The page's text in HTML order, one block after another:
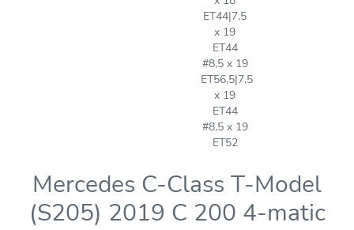
ET44|7,5
x 19
ET44
#8,5 x 19
ET56,5|7,5
x 19
ET44
#8,5 x 19
ET52
Mercedes C-Class T-Model
(S205) 2019 C 200 4-matic